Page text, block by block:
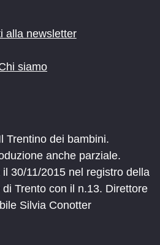
alla newsletter
siamo
Trentino dei bambini.
anche parziale.
30/11/2015 nel registro della
Trento con il n.13. Direttore
Silvia Conotter